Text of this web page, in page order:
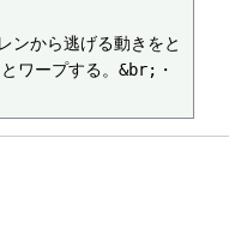
から逃げる動きをと
ワープする。&br;・